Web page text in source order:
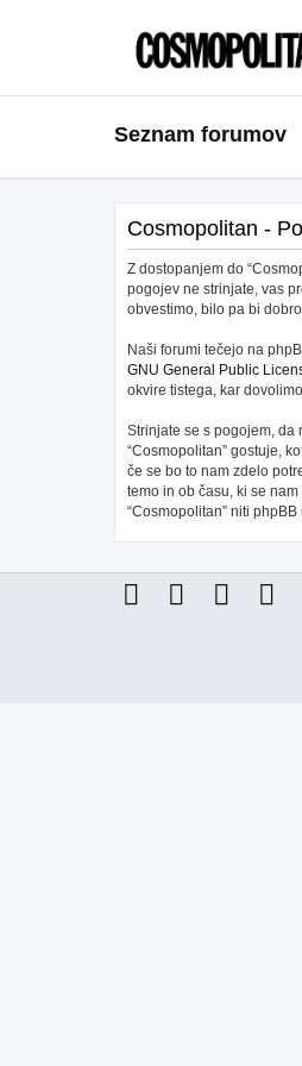
Seznam forumov
Cosmopolitan -
Z dostopanjem do
pogojev ne strinjate, vas
obvestimo, bilo pa bi
Naši forumi tečejo na
GNU General Public
okvire tistega, kar
Strinjate se s pogojem,
“Cosmopolitan” gostuje,
če se bo to nam zdelo
temo in ob času, ki se
“Cosmopolitan” niti